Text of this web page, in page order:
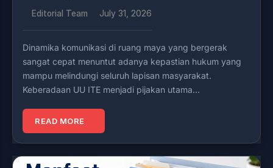
Editorial Team July 31, 2026
Dinamika komunikasi di ruang maya yang bergerak
sangat cepat menuntut adanya kepastian hukum yang
mampu melindungi seluruh lapisan masyarakat.
Keberadaan UU ITE menjadi pijakan utama…
READ MORE